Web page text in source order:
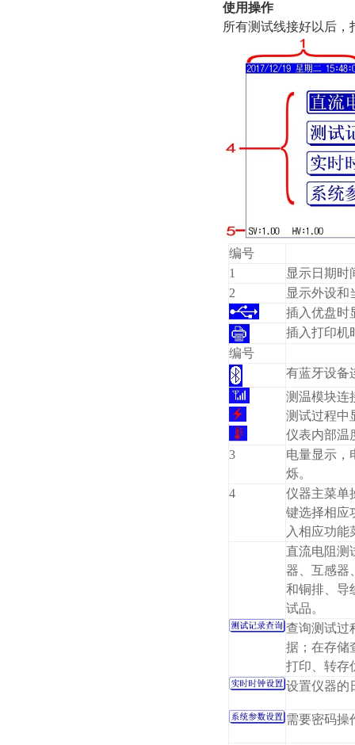
使用操作
所有测试线接好以后，
编号
1
显示日期时
2
显示外设和
插入优盘时
插入打印机
编号
有蓝牙设备
测温模块连
测试过程中
仪表内部温
3
电量显示，
烁。
4
仪器主菜单
键选择相应
入相应功能
直流电阻测
器、互感器
和铜排、导
试品。
查询测试过
据；在存储
打印、转存
设置仪器的
需要密码操